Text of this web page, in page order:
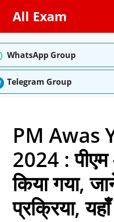
All Exam
WhatsApp Group
Telegram Group
PM Awas
2024 :
किया गया,
प्रक्रिया,